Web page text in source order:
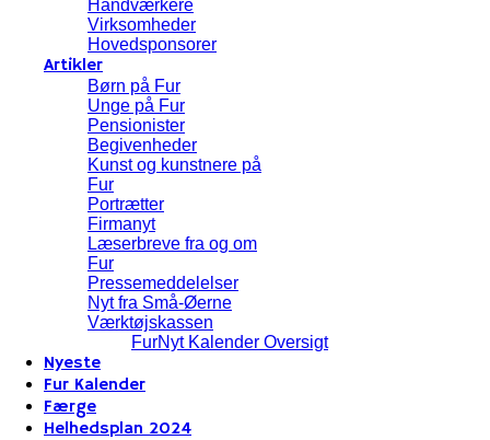
Håndværkere
Virksomheder
Hovedsponsorer
Artikler
Børn på Fur
Unge på Fur
Pensionister
Begivenheder
Kunst og kunstnere på
Fur
Portrætter
Firmanyt
Læserbreve fra og om
Fur
Pressemeddelelser
Nyt fra Små-Øerne
Værktøjskassen
FurNyt Kalender Oversigt
Nyeste
Fur Kalender
Færge
Helhedsplan 2024